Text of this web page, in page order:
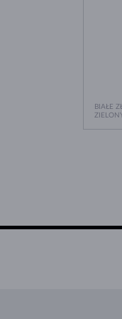
BIAŁE